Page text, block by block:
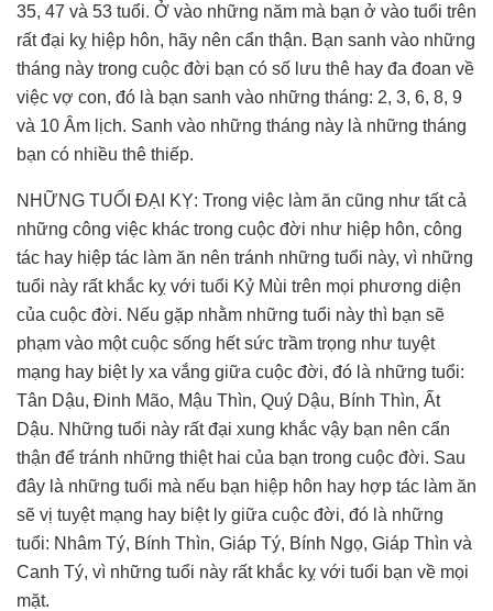
35, 47 và 53 tuổi. Ở vào những năm mà bạn ở vào tuổi trên
rất đại kỵ hiệp hôn, hãy nên cẩn thận. Bạn sanh vào những
tháng này trong cuộc đời bạn có số lưu thê hay đa đoan về
việc vợ con, đó là bạn sanh vào những tháng: 2, 3, 6, 8, 9
và 10 Âm lịch. Sanh vào những tháng này là những tháng
bạn có nhiều thê thiếp.
NHỮNG TUỔI ĐẠI KỴ: Trong việc làm ăn cũng như tất cả
những công việc khác trong cuộc đời như hiệp hôn, công
tác hay hiệp tác làm ăn nên tránh những tuổi này, vì những
tuổi này rất khắc kỵ với tuổi Kỷ Mùi trên mọi phương diện
của cuộc đời. Nếu gặp nhằm những tuổi này thì bạn sẽ
phạm vào một cuộc sống hết sức trầm trọng như tuyệt
mạng hay biệt ly xa vắng giữa cuộc đời, đó là những tuổi:
Tân Dậu, Đinh Mão, Mậu Thìn, Quý Dậu, Bính Thìn, Ất
Dậu. Những tuổi này rất đại xung khắc vậy bạn nên cẩn
thận để tránh những thiệt hai của bạn trong cuộc đời. Sau
đây là những tuổi mà nếu bạn hiệp hôn hay hợp tác làm ăn
sẽ vị tuyệt mạng hay biệt ly giữa cuộc đời, đó là những
tuổi: Nhâm Tý, Bính Thìn, Giáp Tý, Bính Ngọ, Giáp Thìn và
Canh Tý, vì những tuổi này rất khắc kỵ với tuổi bạn về mọi
mặt.